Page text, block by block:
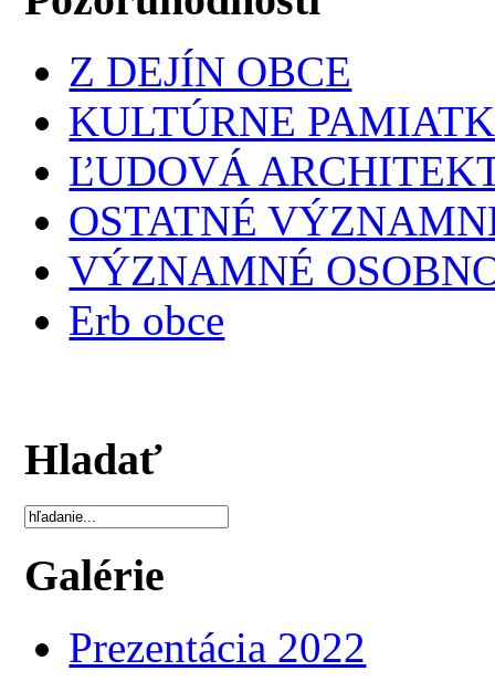
Z DEJÍN OBCE
KULTÚRNE
ĽUDOVÁ
OSTATNÉ
VÝZNAMNÉ
Erb obce
Hladať
Galérie
Prezentácia 2022